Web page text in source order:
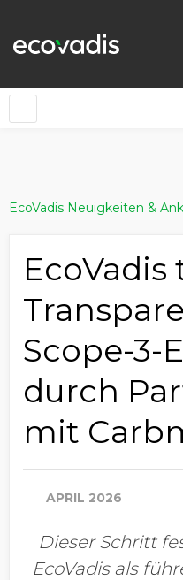
EcoVadis Neuigkeiten &
Scope-3-
durch
mit
APRIL 2026
Dieser Schritt
EcoVadis als